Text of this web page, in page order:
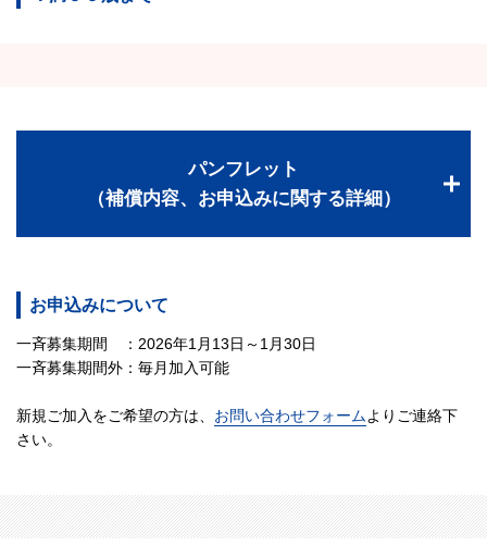
パンフレット
（補償内容、お申込みに関する詳細）
お申込みについて
一斉募集期間 ：2026年1月13日～1月30日
一斉募集期間外：毎月加入可能
新規ご加入をご希望の方は、 お問い合わせフォームよりご連絡下
さい。